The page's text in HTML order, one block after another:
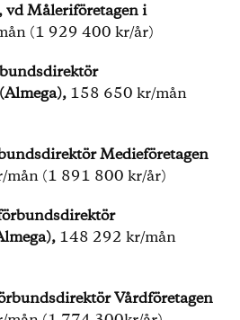
vd Måleriföretagen i
(1 929 400 kr/år)
158 650 kr/mån
Medieföretagen
mån (1 891 800 kr/år)
148 292 kr/mån
Vårdföretagen